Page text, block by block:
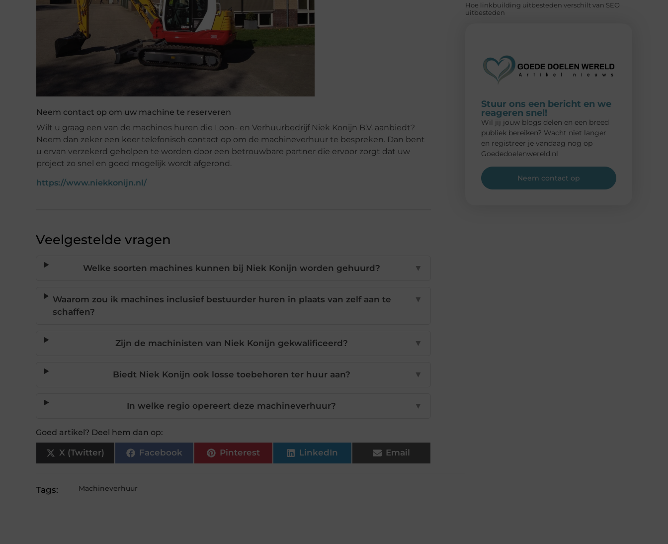
Neem contact op om uw machine te reserveren
Wilt u graag een van de machines huren die Loon- en Verhuurbedrijf Niek Konijn B.V. aanbiedt?
Neem dan zeker een keer telefonisch contact op om de machineverhuur te bespreken. Dan bent
u ervan verzekerd geholpen te worden door een betrouwbare partner die ervoor zorgt dat uw
project zo snel en goed mogelijk wordt afgerond.
https://www.niekkonijn.nl/
Veelgestelde vragen
Welke soorten machines kunnen bij Niek Konijn worden gehuurd? ▼
Waarom zou ik machines inclusief bestuurder huren in plaats van zelf aan te
schaffen?
▼
Zijn de machinisten van Niek Konijn gekwalificeerd? ▼
Biedt Niek Konijn ook losse toebehoren ter huur aan? ▼
In welke regio opereert deze machineverhuur? ▼
Goed artikel? Deel hem dan op:
X (Twitter) Facebook Pinterest LinkedIn Email
Tags: Machineverhuur
Hoe linkbuilding uitbesteden verschilt van SEO
uitbesteden
Stuur ons een bericht en we
reageren snel!
Wil jij jouw blogs delen en een breed
publiek bereiken? Wacht niet langer
en registreer je vandaag nog op
Goededoelenwereld.nl
Neem contact op